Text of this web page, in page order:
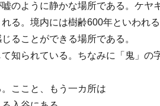
のように静かな場所である。ケヤ
る。境内には樹齢600年といわれ
ることができる場所である。
知られている。ちなみに「鬼」の
ここと、もう一カ所は